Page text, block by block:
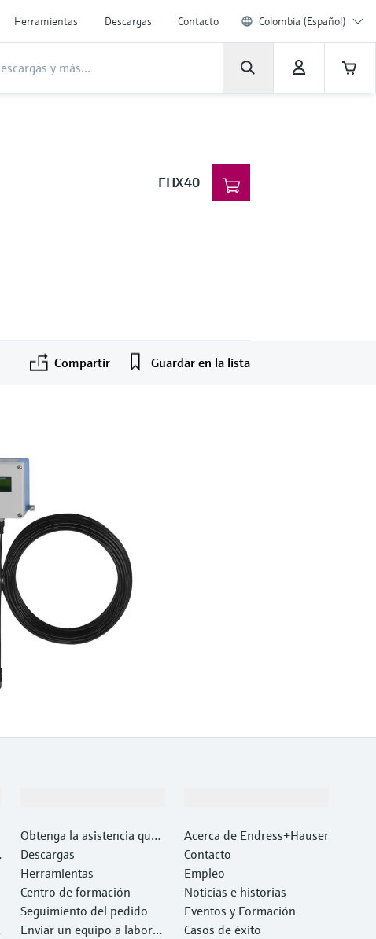
Herramientas Descargas Contacto Colombia (Español)
FHX40
Compartir Guardar en la lista
Obtenga la asistencia que
necesita con rapidez
Descargas
Herramientas
Centro de formación
Seguimiento del pedido
Enviar un equipo a laborat
Acerca de Endress+Hauser
Contacto
Empleo
Noticias e historias
Eventos y Formación
Casos de éxito